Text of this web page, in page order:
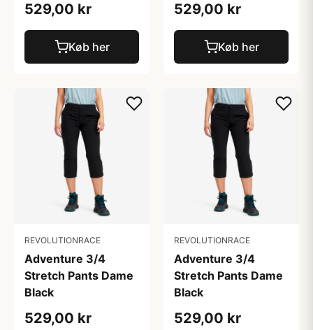
529,00 kr
Køb her
529,00 kr
Køb her
REVOLUTIONRACE
Adventure 3/4
Stretch Pants Dame
Black
529,00 kr
REVOLUTIONRACE
Adventure 3/4
Stretch Pants Dame
Black
529,00 kr